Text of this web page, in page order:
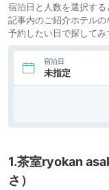
宿泊日と人数を選択する
記事内のご紹介ホテルの
予約したい日で探してみ
宿泊日
未指定
1.茶室ryokan
さ）